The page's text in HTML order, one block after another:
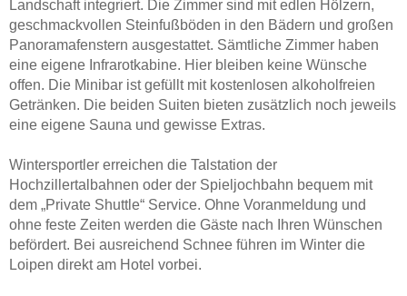
Landschaft integriert. Die Zimmer sind mit edlen Hölzern,
geschmackvollen Steinfußböden in den Bädern und großen
Panoramafenstern ausgestattet. Sämtliche Zimmer haben
eine eigene Infrarotkabine. Hier bleiben keine Wünsche
offen. Die Minibar ist gefüllt mit kostenlosen alkoholfreien
Getränken. Die beiden Suiten bieten zusätzlich noch jeweils
eine eigene Sauna und gewisse Extras.
Wintersportler erreichen die Talstation der
Hochzillertalbahnen oder der Spieljochbahn bequem mit
dem „Private Shuttle“ Service. Ohne Voranmeldung und
ohne feste Zeiten werden die Gäste nach Ihren Wünschen
befördert. Bei ausreichend Schnee führen im Winter die
Loipen direkt am Hotel vorbei.